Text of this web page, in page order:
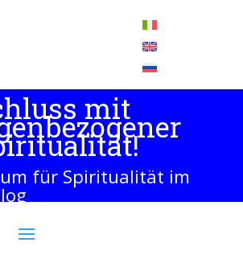
mit
für Spiritualität im